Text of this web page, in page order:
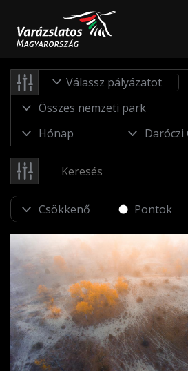
Válassz pályázatot
Pontok